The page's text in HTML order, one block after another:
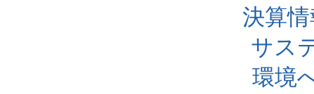
決算
サス
環境